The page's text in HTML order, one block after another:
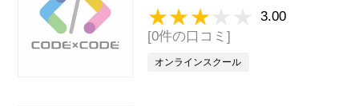
3.00
[0件の口コミ]
オンラインスクール